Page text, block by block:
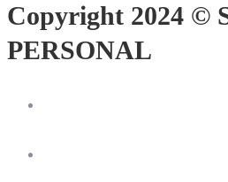
Copyright 2024 ©
PERSONAL